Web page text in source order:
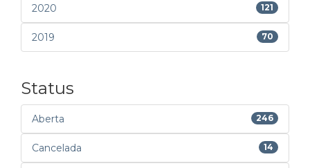
2020 121
2019 70
Status
Aberta 246
Cancelada 14